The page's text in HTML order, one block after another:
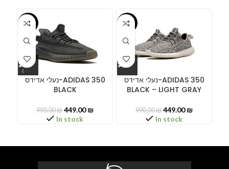
-55%
נעלי אדידס-ADIDAS 350
BLACK
990.00₪ 449.00₪
In stock
-55%
נעלי אדידס-ADIDAS 350
BLACK – LIGHT GRAY
990.00₪ 449.00₪
In stock